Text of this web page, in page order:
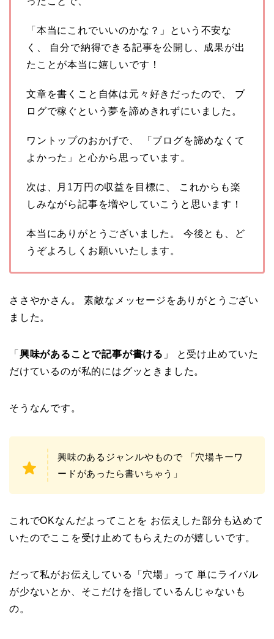
「本当にこれでいいのかな？」という不安な
く、 自分で納得できる記事を公開し、成果が出
たことが本当に嬉しいです！
文章を書くこと自体は元々好きだったので、 ブ
ログで稼ぐという夢を諦めきれずにいました。
ワントップのおかげで、 「ブログを諦めなくて
よかった」と心から思っています。
次は、月1万円の収益を目標に、 これからも楽
しみながら記事を増やしていこうと思います！
本当にありがとうございました。 今後とも、ど
うぞよろしくお願いいたします。
ささやかさん。 素敵なメッセージをありがとうござい
ました。
「 興味があることで記事が書ける 」 と受け止めていた
だけているのが私的にはグッときました。
そうなんです。
興味のあるジャンルやもので 「穴場キーワ
ードがあったら書いちゃう」
これでOKなんだよってことを お伝えした部分も込めて
いたのでここを受け止めてもらえたのが嬉しいです。
だって私がお伝えしている「穴場」って 単にライバル
が少ないとか、そこだけを指しているんじゃないも
の。